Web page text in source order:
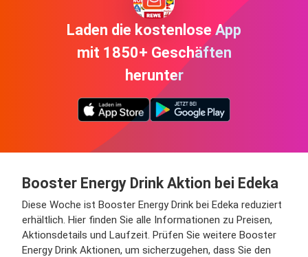
Laden die kostenlose App
mit 1850+ Geschäften
herunter
Booster Energy Drink Aktion bei Edeka
Diese Woche ist Booster Energy Drink bei Edeka reduziert
erhältlich. Hier finden Sie alle Informationen zu Preisen,
Aktionsdetails und Laufzeit. Prüfen Sie weitere Booster
Energy Drink Aktionen, um sicherzugehen, dass Sie den